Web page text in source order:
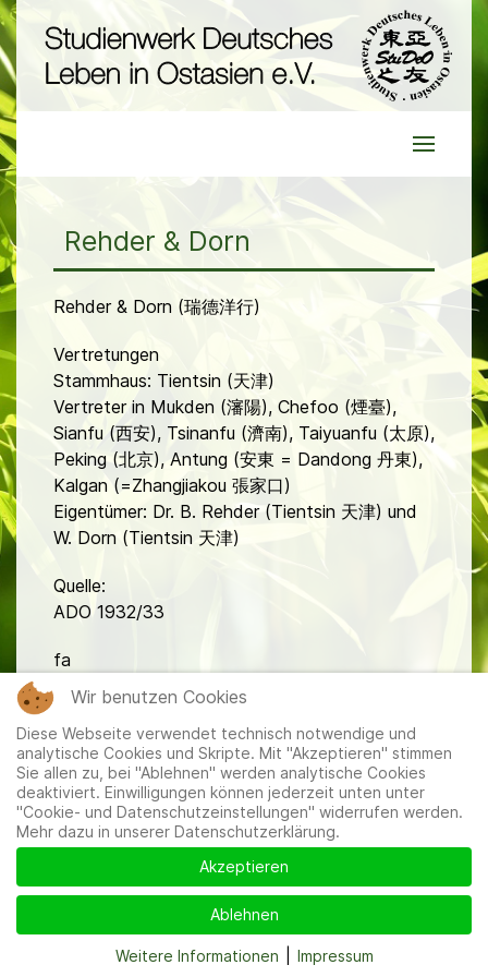
Rehder & Dorn
Rehder & Dorn (瑞德洋行)
Vertretungen
Stammhaus: Tientsin (天津)
Vertreter in Mukden (瀋陽), Chefoo (煙臺),
Sianfu (西安), Tsinanfu (濟南), Taiyuanfu (太原),
Peking (北京), Antung (安東 = Dandong 丹東),
Kalgan (=Zhangjiakou 張家口)
Eigentümer: Dr. B. Rehder (Tientsin 天津) und
W. Dorn (Tientsin 天津)
Quelle:
ADO 1932/33
fa
Mitglieder | Impressum|Datenschutzerklärung|Cookie-
und Datenschutzeinstellungen
Wir benutzen Cookies
Diese Webseite verwendet technisch notwendige und
analytische Cookies und Skripte. Mit "Akzeptieren" stimmen
Sie allen zu, bei "Ablehnen" werden analytische Cookies
deaktiviert. Einwilligungen können jederzeit unten unter
"Cookie- und Datenschutzeinstellungen" widerrufen werden.
Mehr dazu in unserer Datenschutzerklärung.
Akzeptieren
Ablehnen
Weitere Informationen Impressum